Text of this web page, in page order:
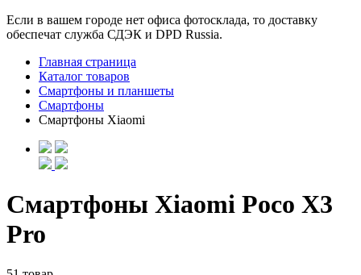
Если в вашем городе нет офиса фотосклада, то доставку
обеспечат служба СДЭК и DPD Russia.
Главная страница
Каталог товаров
Смартфоны и планшеты
Смартфоны
Смартфоны Xiaomi
Смартфоны Xiaomi Poco X3
Pro